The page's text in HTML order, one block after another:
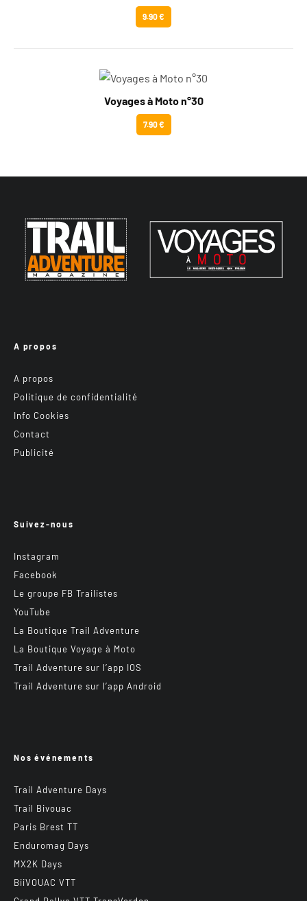
9.90 €
Voyages à Moto n°30
7.90 €
A propos
A propos
Politique de confidentialité
Info Cookies
Contact
Publicité
Suivez-nous
Instagram
Facebook
Le groupe FB Trailistes
YouTube
La Boutique Trail Adventure
La Boutique Voyage à Moto
Trail Adventure sur l’app IOS
Trail Adventure sur l’app Android
Nos événements
Trail Adventure Days
Trail Bivouac
Paris Brest TT
Enduromag Days
MX2K Days
BiiVOUAC VTT